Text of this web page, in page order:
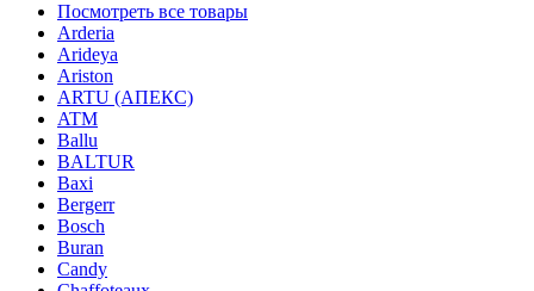
Посмотреть все товары
Arderia
Arideya
Ariston
ARTU (АПЕКС)
ATM
Ballu
BALTUR
Baxi
Bergerr
Bosch
Buran
Candy